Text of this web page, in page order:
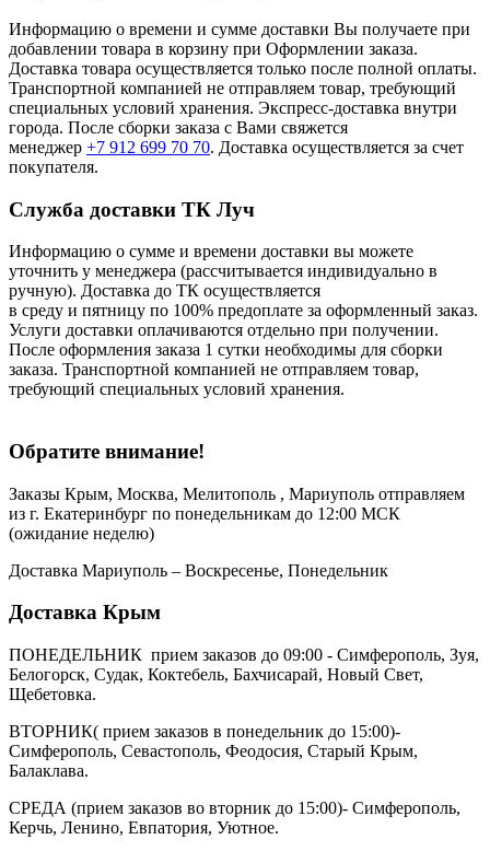
Информацию о времени и сумме доставки Вы получаете при
добавлении товара в корзину при Оформлении заказа.
Доставка товара осуществляется только после полной оплаты.
Транспортной компанией не отправляем товар, требующий
специальных условий хранения. Экспресс-доставка внутри
города. После сборки заказа с Вами свяжется
менеджер +7 912 699 70 70. Доставка осуществляется за счет
покупателя.
Служба доставки ТК Луч
Информацию о сумме и времени доставки вы можете
уточнить у менеджера (рассчитывается индивидуально в
ручную). Доставка до ТК осуществляется
в среду и пятницу по 100% предоплате за оформленный заказ.
Услуги доставки оплачиваются отдельно при получении.
После оформления заказа 1 сутки необходимы для сборки
заказа. Транспортной компанией не отправляем товар,
требующий специальных условий хранения.
Обратите внимание!
Заказы Крым, Москва, Мелитополь , Мариуполь отправляем
из г. Екатеринбург по понедельникам до 12:00 МСК
(ожидание неделю)
Доставка Мариуполь – Воскресенье, Понедельник
Доставка Крым
ПОНЕДЕЛЬНИК прием заказов до 09:00 - Симферополь, Зуя,
Белогорск, Судак, Коктебель, Бахчисарай, Новый Свет,
Щебетовка.
ВТОРНИК( прием заказов в понедельник до 15:00)-
Симферополь, Севастополь, Феодосия, Старый Крым,
Балаклава.
СРЕДА (прием заказов во вторник до 15:00)- Симферополь,
Керчь, Ленино, Евпатория, Уютное.